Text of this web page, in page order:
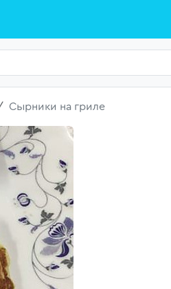
Сырники на гриле